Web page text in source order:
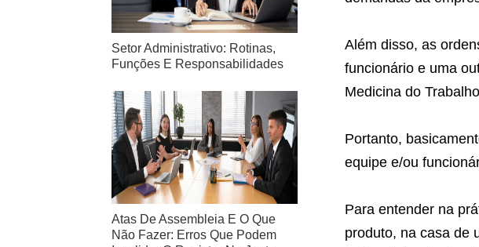
Além disso, as
funcionário e uma
Medicina do
Portanto,
equipe e/ou
Para entender na
produto, na casa de
Setor Administrativo: Rotinas,
Funções E Responsabilidades
Atas De Assembleia E O Que
Não Fazer: Erros Que Podem